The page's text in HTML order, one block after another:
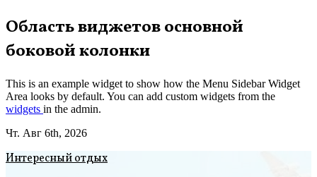
Перейти
к
содержимому
Область виджетов основной
боковой колонки
This is an example widget to show how the Menu Sidebar Widget
Area looks by default. You can add custom widgets from the
widgets in the admin.
Чт. Авг 6th, 2026
Интересный отдых